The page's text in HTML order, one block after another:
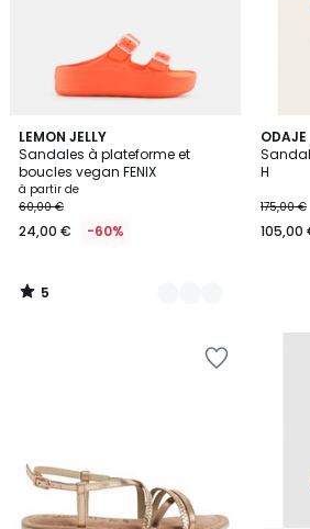
LEMON JELLY
Sandales à plateforme et
boucles vegan FENIX
à partir de
60,00 €
24,00 € -60%
5
/
5
13
Couleurs
5
/
ODAJE
H
175,00 €
105,00